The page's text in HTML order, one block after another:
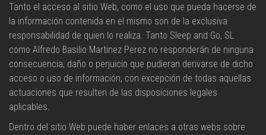
Tanto el acceso al sitio Web, como el uso que pueda hacerse de
la información contenida en el mismo son de la exclusiva
responsabilidad de quien lo realiza. Tanto Sleep and Go, SL
como Alfredo Basilio Martinez Perez no responderán de ninguna
consecuencia, daño o perjuicio que pudieran derivarse de dicho
acceso o uso de información, con excepción de todas aquellas
actuaciones que resulten de las disposiciones legales
aplicables.
Dentro del sitio Web puede haber enlaces a otras webs sobre